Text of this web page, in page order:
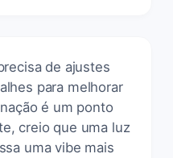
de ajustes
para melhorar
é um ponto
creio que uma luz
uma vibe mais